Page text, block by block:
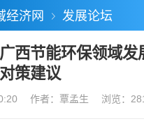
经济网 发展论坛
西节能环保领域发
策建议
作者：覃孟生 浏览：